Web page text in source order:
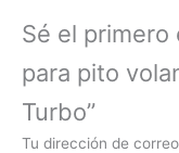
Sé el primero
para pito
Turbo”
Tu dirección de